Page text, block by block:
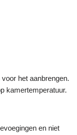
het aanbrengen.
kamertemperatuur.
en niet